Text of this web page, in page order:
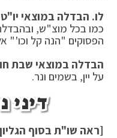
לו. הבדלה במוצאי
כמו בכל מוצ"ש,
הפסוקים "הנה קל וכו'"
הבדלה במוצאי שבת
על יין, בשמים ונר.
דיני
[ראה שו"ת בסוף